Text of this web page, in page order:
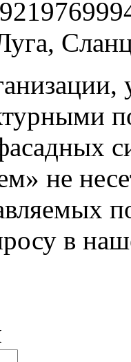
не
в